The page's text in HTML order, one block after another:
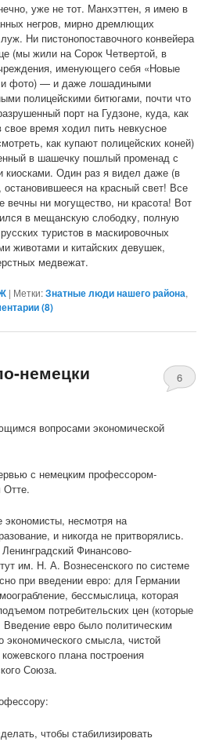
уже не тот. Манхэттен, я имею в
негров, мирно дремлющих
Ни пистонопоставочного конвейера
(мы жили на Сорок Четвертой, в
именующего себя «Новые
и фото) — и даже лошадиными
полицейскими битюгами, почти что
порт на Гудзоне, куда, как
свое время ходил пить невкусное
как купают полицейских коней)
в шашечку пошлый променад с
киосками. Один раз я видел даже (в
на красный свет! Все
вечны ни могущество, ни красота! Вот
в мещанскую слободку, полную
туристов в маскировочных
животами и китайских девушек,
медвежат.
| Метки:Знатные люди нашего района,
(8)
немецки 6
вопросами экономической
с немецким профессором-
Отте.
несмотря на
и никогда не притворялись.
Финансово-
им. Н. А. Вознесенского по системе
при введении евро: для Германии
бессмыслица, которая
потребительских цен (которые
Введение евро было политическим
экономического смысла, чистой
плана построения
Союза.
чтобы стабилизировать